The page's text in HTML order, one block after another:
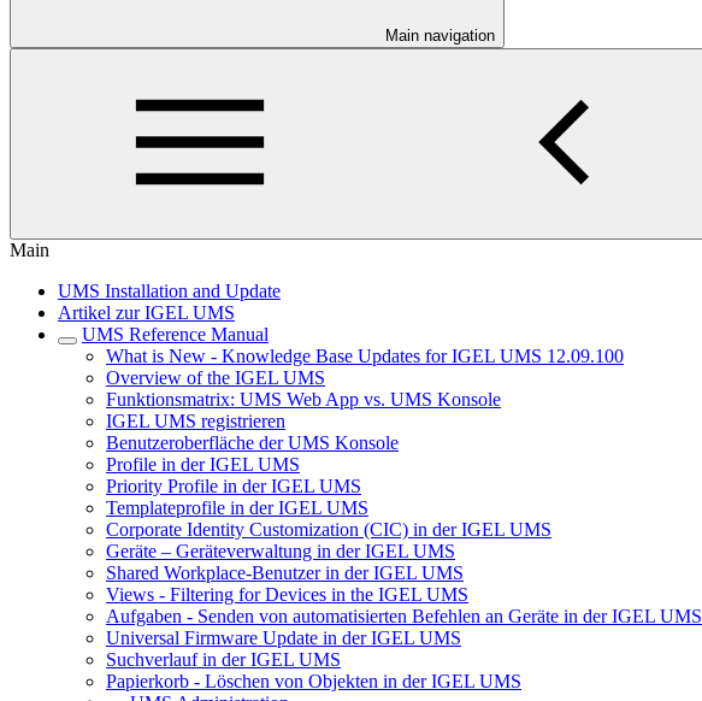
Main navigation
Main
UMS Installation and Update
Artikel zur IGEL UMS
UMS Reference Manual
What is New - Knowledge Base Updates for IGEL UMS 12.09.100
Overview of the IGEL UMS
Funktionsmatrix: UMS Web App vs. UMS Konsole
IGEL UMS registrieren
Benutzeroberfläche der UMS Konsole
Profile in der IGEL UMS
Priority Profile in der IGEL UMS
Templateprofile in der IGEL UMS
Corporate Identity Customization (CIC) in der IGEL UMS
Geräte – Geräteverwaltung in der IGEL UMS
Shared Workplace-Benutzer in der IGEL UMS
Views - Filtering for Devices in the IGEL UMS
Aufgaben - Senden von automatisierten Befehlen an Geräte in der IGEL UMS
Universal Firmware Update in der IGEL UMS
Suchverlauf in der IGEL UMS
Papierkorb - Löschen von Objekten in der IGEL UMS